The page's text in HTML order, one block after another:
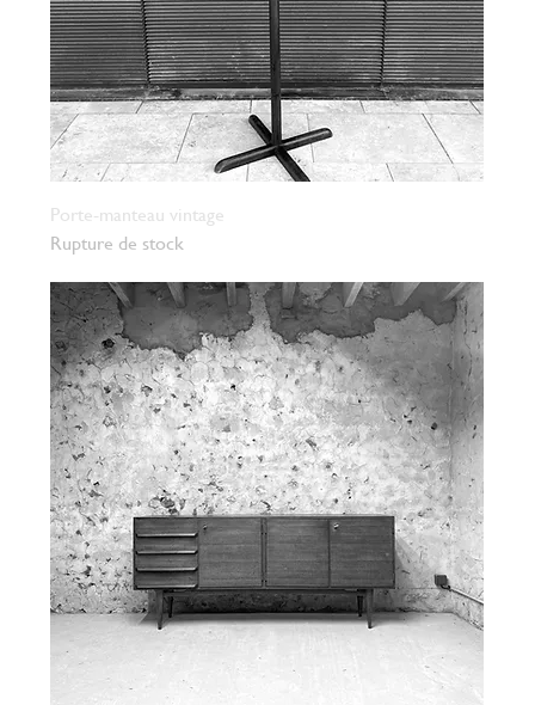
Porte-manteau vintage
Rupture de stock